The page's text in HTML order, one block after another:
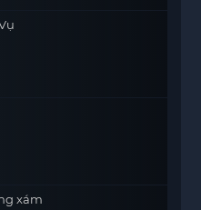
đối mặt với nỗi sợ hãi
ra sự thật ẩn chứa
chuyện hấp dẫn về sự
điều kỳ diệu mà
theo dõi hành trình
trẻ và đón chờ những
sách.
xám